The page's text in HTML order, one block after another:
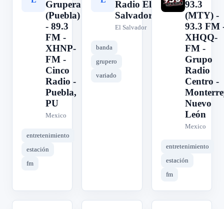
Grupera
(Puebla)
- 89.3
FM -
XHNP-
FM -
Cinco
Radio -
Puebla,
PU
Mexico
entretenimiento
estación
fm
Radio El
Salvador
El Salvador
banda
grupero
variado
93.3
(MTY) -
93.3 FM
XHQQ-
FM -
Grupo
Radio
Centro -
Nuevo
León
Mexico
entretenimiento
estación
fm